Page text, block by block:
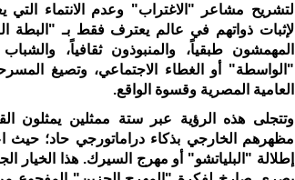
لتشريح مشاعر "الاغتراب" وعدم الانتماء
لإثبات ذواتهم في عالم يعترف فقط بـ "البطة
المهمشون طبقياً، والمنبوذون ثقافياً،
"الواسطة" أو الغطاء الاجتماعي، وتصيغ
العامية المصرية وقسوة الواقع.
وتتجلى هذه الرؤية عبر ستة ممثلين يمثلون
مظهرهم الخارجي بذكاء دراماتورجي حاد؛
إطلالة "البلياتشو" أو مهرج السيرك. هذا الخيار